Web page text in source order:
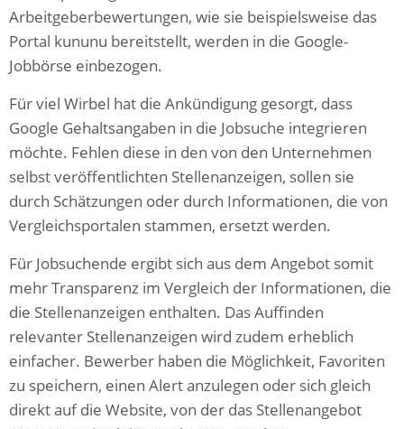
Arbeitgeberbewertungen, wie sie beispielsweise das
Portal kununu bereitstellt, werden in die Google-
Jobbörse einbezogen.
Für viel Wirbel hat die Ankündigung gesorgt, dass
Google Gehaltsangaben in die Jobsuche integrieren
möchte. Fehlen diese in den von den Unternehmen
selbst veröffentlichten Stellenanzeigen, sollen sie
durch Schätzungen oder durch Informationen, die von
Vergleichsportalen stammen, ersetzt werden.
Für Jobsuchende ergibt sich aus dem Angebot somit
mehr Transparenz im Vergleich der Informationen, die
die Stellenanzeigen enthalten. Das Auffinden
relevanter Stellenanzeigen wird zudem erheblich
einfacher. Bewerber haben die Möglichkeit, Favoriten
zu speichern, einen Alert anzulegen oder sich gleich
direkt auf die Website, von der das Stellenangebot